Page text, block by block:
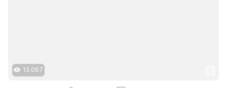
13.067